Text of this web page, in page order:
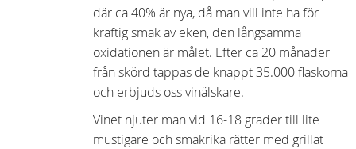
där ca 40% är nya, då man vill inte ha för
kraftig smak av eken, den långsamma
oxidationen är målet. Efter ca 20 månader
från skörd tappas de knappt 35.000 flaskorna
och erbjuds oss vinälskare.
Vinet njuter man vid 16-18 grader till lite
mustigare och smakrika rätter med grillat